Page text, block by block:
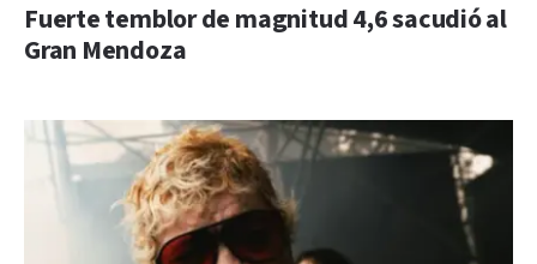
Fuerte temblor de magnitud 4,6 sacudió al
Gran Mendoza